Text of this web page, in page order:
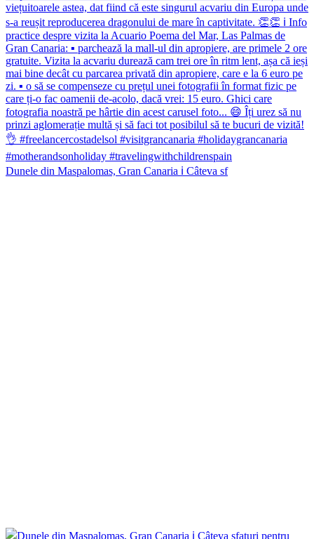
Dunele din Maspalomas, Gran Canaria ℹ️ Câteva sf